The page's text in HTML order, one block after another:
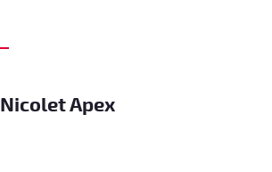
Nicolet Apex